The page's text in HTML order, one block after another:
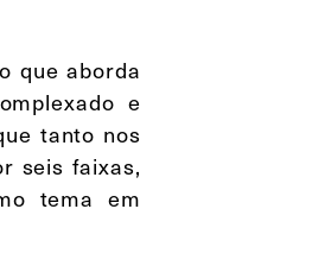
que aborda
e
tanto nos
seis faixas,
tema em